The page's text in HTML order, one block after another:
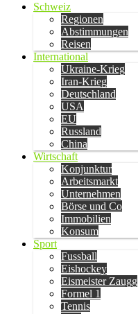
Schweiz
Regionen
Abstimmungen
Reisen
International
Ukraine-Krieg
Iran-Krieg
Deutschland
USA
EU
Russland
China
Wirtschaft
Konjunktur
Arbeitsmarkt
Unternehmen
Börse und Co
Immobilien
Konsum
Sport
Fussball
Eishockey
Eismeister Zaugg
Formel 1
Tennis